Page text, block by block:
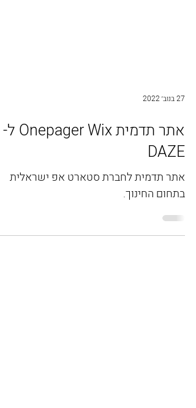
27 בנוב׳ 2022
אתר תדמית Onepager Wix ל-
DAZE
אתר תדמית לחברת סטארט אפ ישראלית
בתחום החינוך.